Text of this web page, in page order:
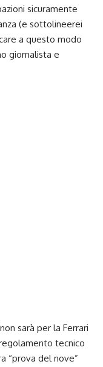
sicuramente
(e sottolineerei
a questo modo
giornalista e
sarà per la Ferrari
tecnico
“prova del nove”